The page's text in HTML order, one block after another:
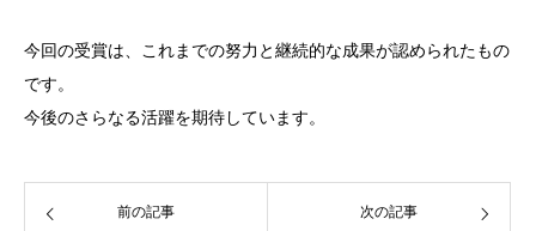
今回の受賞は、これまでの努力と継続的な成果が認められたもの
です。
今後のさらなる活躍を期待しています。
前の記事 次の記事